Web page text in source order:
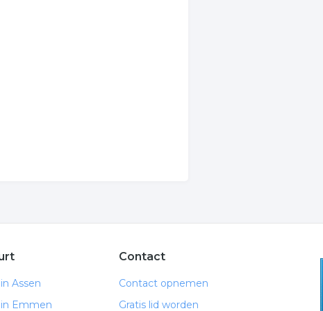
Assen
Emmen
Contact
Contact opnemen
Gratis lid worden